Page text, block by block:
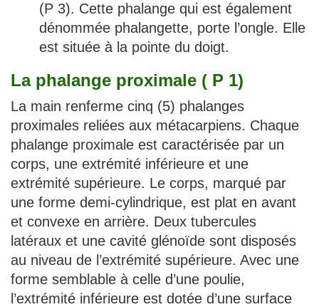
(P 3). Cette phalange qui est également
dénommée phalangette, porte l’ongle. Elle
est située à la pointe du doigt.
La phalange proximale ( P 1)
La main renferme cinq (5) phalanges
proximales reliées aux métacarpiens. Chaque
phalange proximale est caractérisée par un
corps, une extrémité inférieure et une
extrémité supérieure. Le corps, marqué par
une forme demi-cylindrique, est plat en avant
et convexe en arrière. Deux tubercules
latéraux et une cavité glénoïde sont disposés
au niveau de l’extrémité supérieure. Avec une
forme semblable à celle d’une poulie,
l’extrémité inférieure est dotée d’une surface